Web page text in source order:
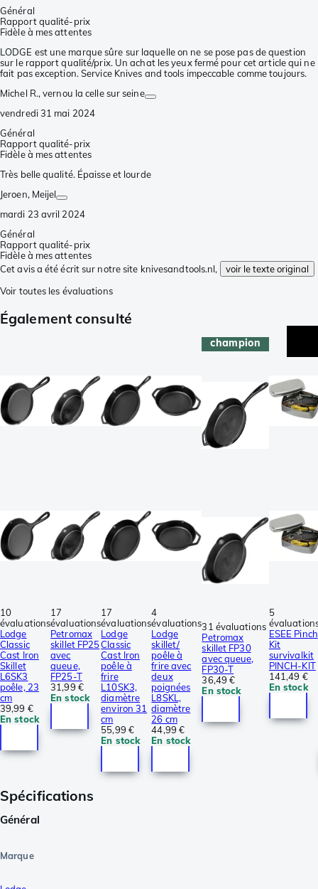
Général
Rapport qualité-prix
Fidèle à mes attentes
LODGE est une marque sûre sur laquelle on ne se pose pas de question
sur le rapport qualité/prix. Un achat les yeux fermé pour cet article qui ne
fait pas exception. Service Knives and tools impeccable comme toujours.
Michel R., vernou la celle sur seine
vendredi 31 mai 2024
Général
Rapport qualité-prix
Fidèle à mes attentes
Très belle qualité. Épaisse et lourde
Jeroen, Meijel
mardi 23 avril 2024
Général
Rapport qualité-prix
Fidèle à mes attentes
Cet avis a été écrit sur notre site knivesandtools.nl,
voir le texte original
Voir toutes les évaluations
Également consulté
10
évaluations
Lodge
Classic
Cast Iron
Skillet
L6SK3
poêle, 23
cm
39,99 €
En stock
17
évaluations
Petromax
skillet FP25
avec
queue,
FP25-T
31,99 €
En stock
17
évaluations
Lodge
Classic
Cast Iron
poêle à
frire
L10SK3,
diamètre
environ 31
cm
55,99 €
En stock
4
évaluations
Lodge
skillet/
poêle à
frire avec
deux
poignées
L8SKL,
diamètre
26 cm
44,99 €
En stock
champion
31 évaluations
Petromax
skillet FP30
avec queue,
FP30-T
36,49 €
En stock
5
ESEE Pinch
Kit
survivalkit
PINCH-KIT
141,49 €
En stock
Spécifications
Général
Marque